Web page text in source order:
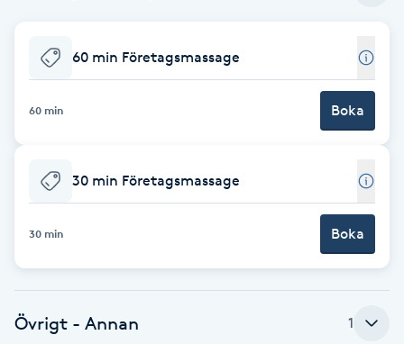
Balayage
Barber
Barnklippning
Blowout
60 min Företagsmassage
60 min Boka
30 min Företagsmassage
30 min Boka
Övrigt - Annan 1